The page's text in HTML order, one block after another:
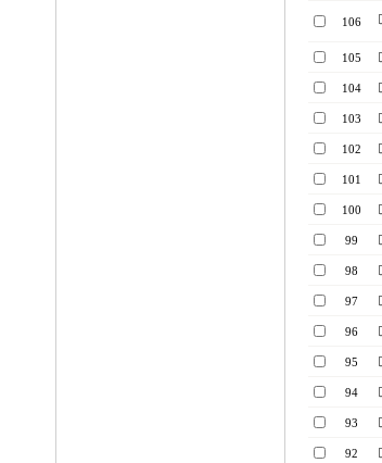
106
105
104
103
102
101
100
99
98
97
96
95
94
93
92